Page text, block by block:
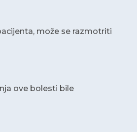
može se razmotriti
ove bolesti bile